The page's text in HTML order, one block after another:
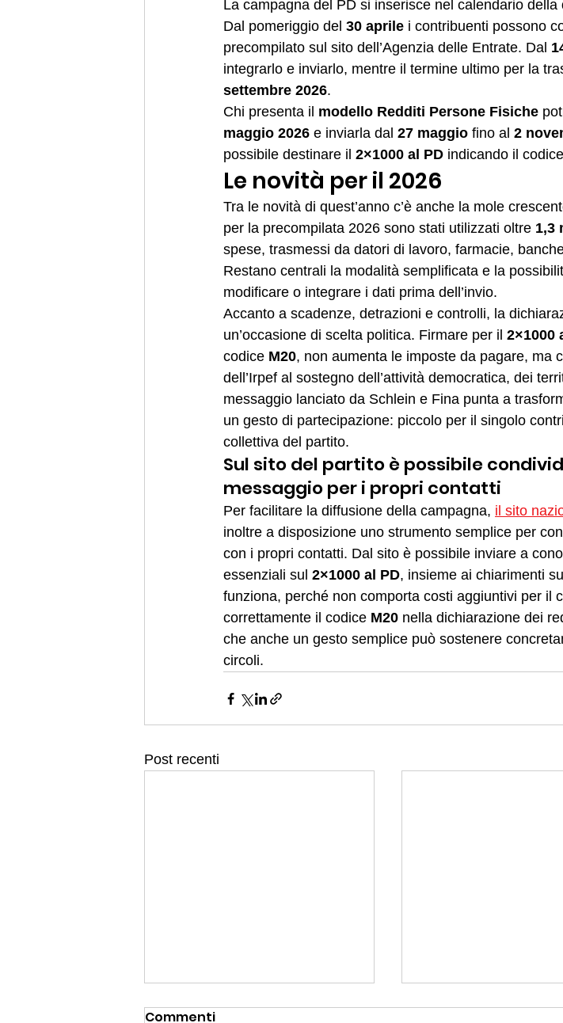
La campagna del PD si inserisce nel calendario della
Dal pomeriggio del 30 aprile i contribuenti possono
precompilato sul sito dell’Agenzia delle Entrate. Dal
integrarlo e inviarlo, mentre il termine ultimo per la
settembre 2026.
Chi presenta il modello Redditi Persone Fisiche
maggio 2026 e inviarla dal 27 maggio fino al 2
possibile destinare il 2×1000 al PD indicando il codice
Le novità per il 2026
Tra le novità di quest’anno c’è anche la mole
per la precompilata 2026 sono stati utilizzati oltre 1,3
spese, trasmessi da datori di lavoro, farmacie,
Restano centrali la modalità semplificata e la
modificare o integrare i dati prima dell’invio.
Accanto a scadenze, detrazioni e controlli, la
un’occasione di scelta politica. Firmare per il 2×1000
codice M20, non aumenta le imposte da pagare, ma
dell’Irpef al sostegno dell’attività democratica, dei
messaggio lanciato da Schlein e Fina punta a
un gesto di partecipazione: piccolo per il singolo
collettiva del partito.
Sul sito del partito è possibile
messaggio per i propri contatti
Per facilitare la diffusione della campagna, il sito
inoltre a disposizione uno strumento semplice per
con i propri contatti. Dal sito è possibile inviare a
essenziali sul 2×1000 al PD, insieme ai chiarimenti
funziona, perché non comporta costi aggiuntivi per il
correttamente il codice M20 nella dichiarazione dei
che anche un gesto semplice può sostenere
circoli.
Post recenti
Commenti